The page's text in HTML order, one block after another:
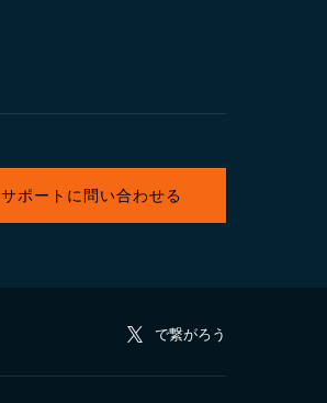
サポートに問い合わせる
で繋がろう